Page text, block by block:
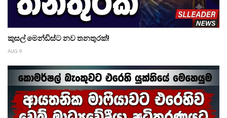
කුසල් මෙන්ඩිස්ට නව තනතුරක්!
AUG 9